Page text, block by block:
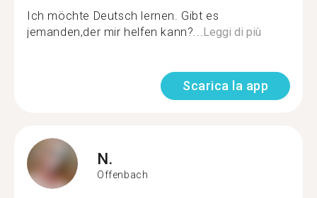
Ich möchte Deutsch lernen. Gibt es
jemanden,der mir helfen kann?...Leggi di più
Scarica la app
N.
Offenbach